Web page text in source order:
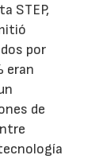
STEP,
por
eran
de